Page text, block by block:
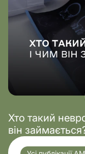
Хто такий
він